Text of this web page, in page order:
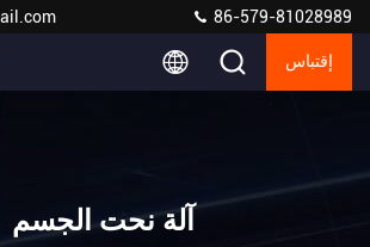
86-579-81028989
إقتباس
آلة نحت الجسم